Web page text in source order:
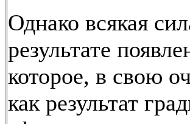
Однако всякая
результате
которое, в свою
как результат